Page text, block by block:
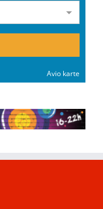
Avio karte